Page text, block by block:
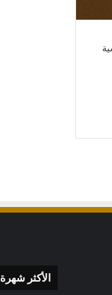
الأكثر شهرة